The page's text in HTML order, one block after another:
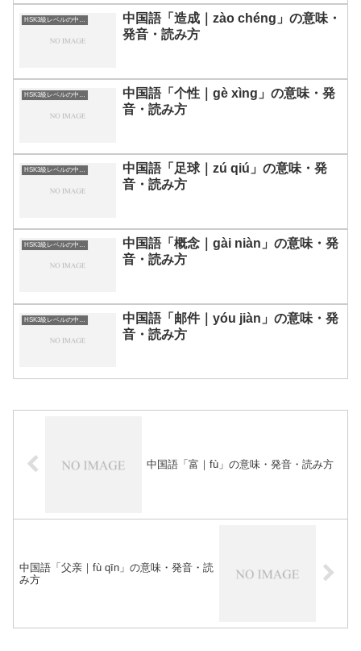
HSK3級レベルの中国語
中国語「造成｜zào chéng」の意味・
発音・読み方
HSK3級レベルの中国語
中国語「个性｜gè xìng」の意味・発
音・読み方
HSK3級レベルの中国語
中国語「足球｜zú qiú」の意味・発
音・読み方
中国語「概念｜gài niàn」の意味・発
音・読み方
中国語「邮件｜yóu jiàn」の意味・発
音・読み方
中国語「富｜fù」の意味・発音・読み方
中国語「父亲｜fù qīn」の意味・発音・読
み方